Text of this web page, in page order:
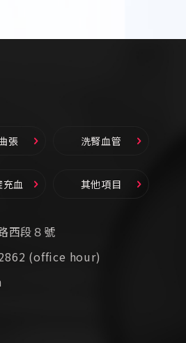
張 洗腎血管
充血 其他項目
西段８號
(office hour)